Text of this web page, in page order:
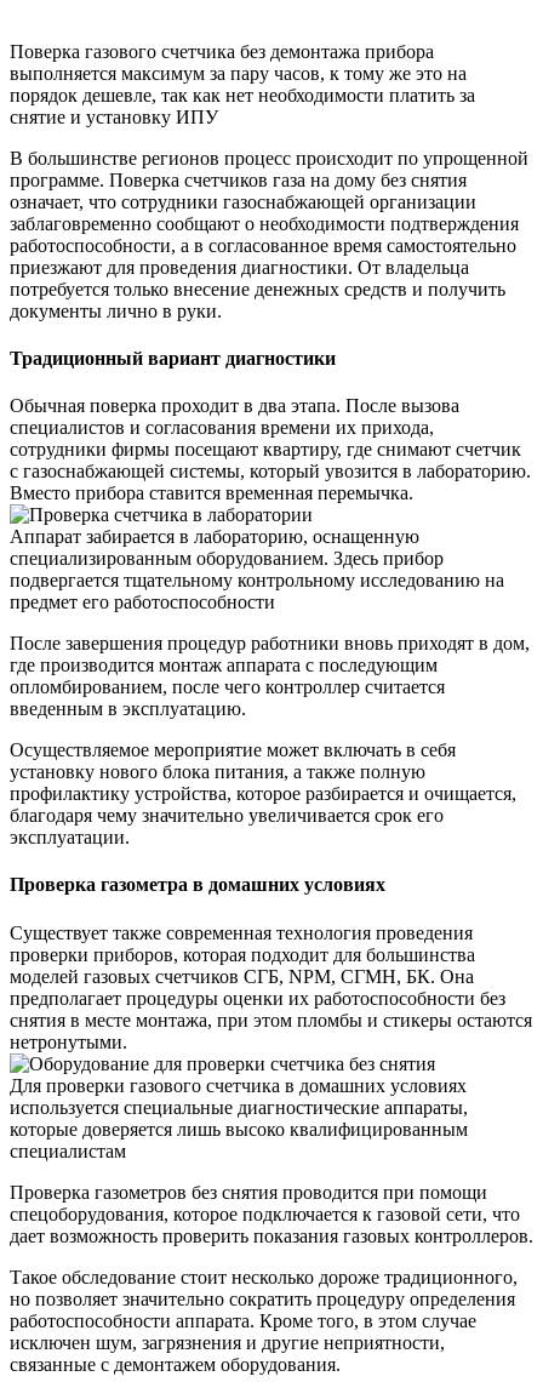
Поверка газового счетчика без демонтажа прибора
выполняется максимум за пару часов, к тому же это на
порядок дешевле, так как нет необходимости платить за
снятие и установку ИПУ
В большинстве регионов процесс происходит по упрощенной
программе. Поверка счетчиков газа на дому без снятия
означает, что сотрудники газоснабжающей организации
заблаговременно сообщают о необходимости подтверждения
работоспособности, а в согласованное время самостоятельно
приезжают для проведения диагностики. От владельца
потребуется только внесение денежных средств и получить
документы лично в руки.
Традиционный вариант диагностики
Обычная поверка проходит в два этапа. После вызова
специалистов и согласования времени их прихода,
сотрудники фирмы посещают квартиру, где снимают счетчик
с газоснабжающей системы, который увозится в лабораторию.
Вместо прибора ставится временная перемычка.
Аппарат забирается в лабораторию, оснащенную
специализированным оборудованием. Здесь прибор
подвергается тщательному контрольному исследованию на
предмет его работоспособности
После завершения процедур работники вновь приходят в дом,
где производится монтаж аппарата с последующим
опломбированием, после чего контроллер считается
введенным в эксплуатацию.
Осуществляемое мероприятие может включать в себя
установку нового блока питания, а также полную
профилактику устройства, которое разбирается и очищается,
благодаря чему значительно увеличивается срок его
эксплуатации.
Проверка газометра в домашних условиях
Существует также современная технология проведения
проверки приборов, которая подходит для большинства
моделей газовых счетчиков СГБ, NPM, СГМН, БК. Она
предполагает процедуры оценки их работоспособности без
снятия в месте монтажа, при этом пломбы и стикеры остаются
нетронутыми.
Для проверки газового счетчика в домашних условиях
используется специальные диагностические аппараты,
которые доверяется лишь высоко квалифицированным
специалистам
Проверка газометров без снятия проводится при помощи
спецоборудования, которое подключается к газовой сети, что
дает возможность проверить показания газовых контроллеров.
Такое обследование стоит несколько дороже традиционного,
но позволяет значительно сократить процедуру определения
работоспособности аппарата. Кроме того, в этом случае
исключен шум, загрязнения и другие неприятности,
связанные с демонтажем оборудования.